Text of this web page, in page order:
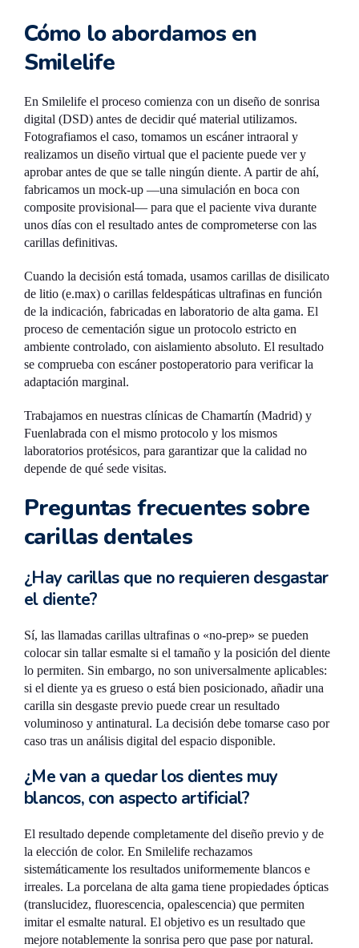
Cómo lo abordamos en
Smilelife
En Smilelife el proceso comienza con un diseño de sonrisa
digital (DSD) antes de decidir qué material utilizamos.
Fotografiamos el caso, tomamos un escáner intraoral y
realizamos un diseño virtual que el paciente puede ver y
aprobar antes de que se talle ningún diente. A partir de ahí,
fabricamos un mock-up —una simulación en boca con
composite provisional— para que el paciente viva durante
unos días con el resultado antes de comprometerse con las
carillas definitivas.
Cuando la decisión está tomada, usamos carillas de disilicato
de litio (e.max) o carillas feldespáticas ultrafinas en función
de la indicación, fabricadas en laboratorio de alta gama. El
proceso de cementación sigue un protocolo estricto en
ambiente controlado, con aislamiento absoluto. El resultado
se comprueba con escáner postoperatorio para verificar la
adaptación marginal.
Trabajamos en nuestras clínicas de Chamartín (Madrid) y
Fuenlabrada con el mismo protocolo y los mismos
laboratorios protésicos, para garantizar que la calidad no
depende de qué sede visitas.
Preguntas frecuentes sobre
carillas dentales
¿Hay carillas que no requieren desgastar
el diente?
Sí, las llamadas carillas ultrafinas o «no-prep» se pueden
colocar sin tallar esmalte si el tamaño y la posición del diente
lo permiten. Sin embargo, no son universalmente aplicables:
si el diente ya es grueso o está bien posicionado, añadir una
carilla sin desgaste previo puede crear un resultado
voluminoso y antinatural. La decisión debe tomarse caso por
caso tras un análisis digital del espacio disponible.
¿Me van a quedar los dientes muy
blancos, con aspecto artificial?
El resultado depende completamente del diseño previo y de
la elección de color. En Smilelife rechazamos
sistemáticamente los resultados uniformemente blancos e
irreales. La porcelana de alta gama tiene propiedades ópticas
(translucidez, fluorescencia, opalescencia) que permiten
imitar el esmalte natural. El objetivo es un resultado que
mejore notablemente la sonrisa pero que pase por natural.